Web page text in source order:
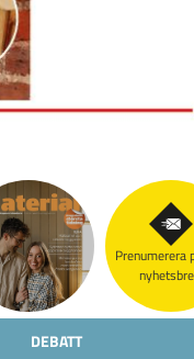
Prenumerera
DEBATT